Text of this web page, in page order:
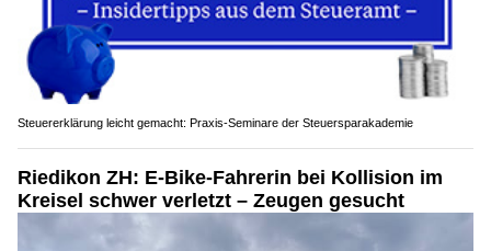
Steuererklärung leicht gemacht: Praxis-Seminare der Steuersparakademie
Riedikon ZH: E-Bike-Fahrerin bei Kollision im
Kreisel schwer verletzt – Zeugen gesucht